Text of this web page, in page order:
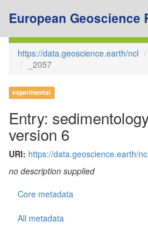
European Geoscience
https://data.geoscience.earth/ncl
_2057
experimental
Entry:
version 6
URI: https://data.geoscience.earth/
no description supplied
Core metadata
All metadata